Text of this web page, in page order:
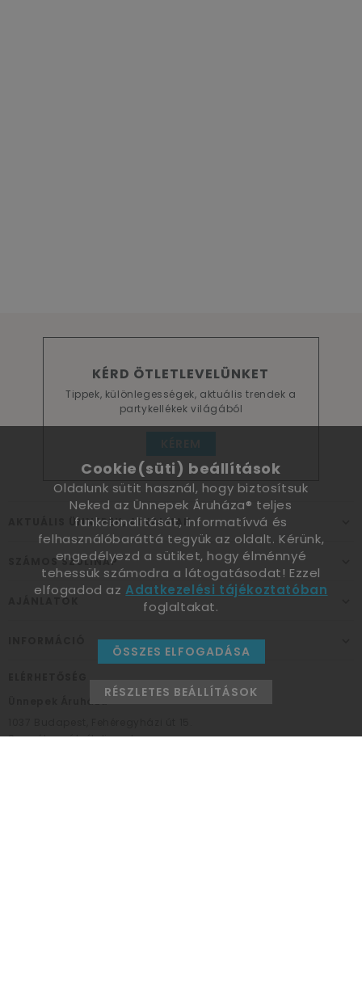
KÉRD ÖTLETLEVELÜNKET
Tippek, különlegességek, aktuális trendek a
partykellékek világából
AKTUÁLIS ÜNNEPEK, ALKALMAK
SZÁMOS SZÜLINAP
AJÁNLATOK
Ünnepek Áruháza
Személyes átvételi pont
Cookie(süti) beállítások
Oldalunk sütit használ, hogy biztosítsuk
Neked az Ünnepek Áruháza® teljes
funkcionalitását, informatívvá és
felhasználóbaráttá tegyük az oldalt. Kérünk,
engedélyezd a sütiket, hogy élménnyé
tehessük számodra a látogatásodat! Ezzel
elfogadod azAdatkezelési tájékoztatóban
foglaltakat.
ÖSSZES ELFOGADÁSA
RÉSZLETES BEÁLLÍTÁSOK